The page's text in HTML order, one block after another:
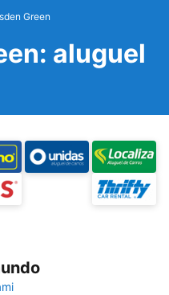
Green
aluguel